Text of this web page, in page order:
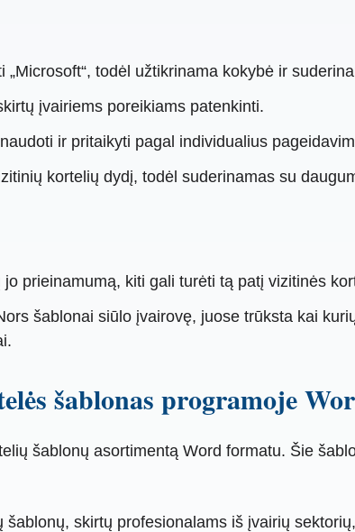
„Microsoft“, todėl užtikrinama kokybė ir
įvairiems poreikiams patenkinti.
ir pritaikyti pagal individualius
kortelių dydį, todėl suderinamas su
prieinamumą, kiti gali turėti tą patį vizitinės
šablonai siūlo įvairovę, juose trūksta kai
šablonas programoje
šablonų asortimentą Word formatu. Šie
skirtų profesionalams iš įvairių